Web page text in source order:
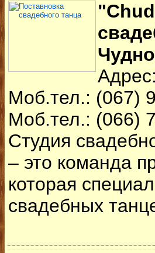
Моб.тел.: (067)
Моб.тел.: (066)
Студия
– это команда
которая
свадебных